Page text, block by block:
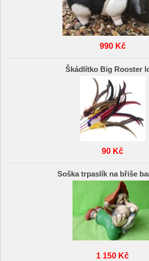
990 Kč
Škádlítko Big Rooster
90 Kč
Soška trpaslík na břiše
1 150 Kč